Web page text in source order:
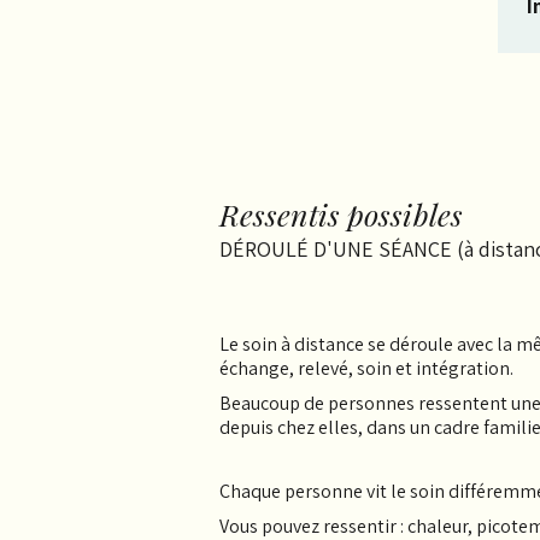
Ressentis possibles
DÉROULÉ D'UNE SÉANCE (à
Le soin à distance se déroule avec la
échange, relevé, soin et intégration.
Beaucoup de personnes ressentent
depuis chez elles, dans un cadre
Chaque personne vit le soin
Vous pouvez ressentir : chaleur,